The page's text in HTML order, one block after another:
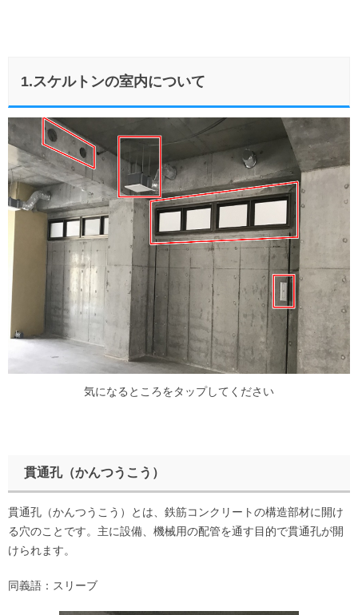
1.スケルトンの室内について
気になるところをタップしてください
貫通孔（かんつうこう）
貫通孔（かんつうこう）とは、鉄筋コンクリートの構造部材に開け
る穴のことです。主に設備、機械用の配管を通す目的で貫通孔が開
けられます。
同義語：スリーブ